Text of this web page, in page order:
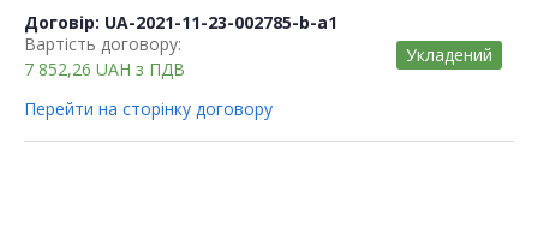
Договір: UA-2021-11-23-002785-b-a1
Вартість договору:
7 852,26 UAH з ПДВ
Укладений
Перейти на сторінку договору